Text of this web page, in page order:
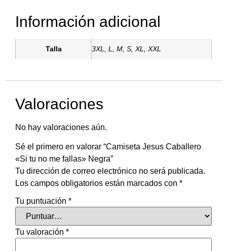
Información adicional
Talla 3XL, L, M, S, XL, XXL
Valoraciones
No hay valoraciones aún.
Sé el primero en valorar “Camiseta Jesus Caballero
«Si tu no me fallas» Negra”
Tu dirección de correo electrónico no será publicada.
Los campos obligatorios están marcados con *
Tu puntuación *
Tu valoración *